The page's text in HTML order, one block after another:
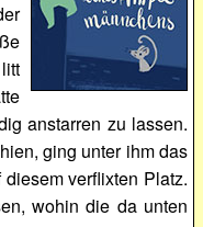
anstarren zu lassen.
ging unter ihm das
verflixten Platz.
wohin die da unten